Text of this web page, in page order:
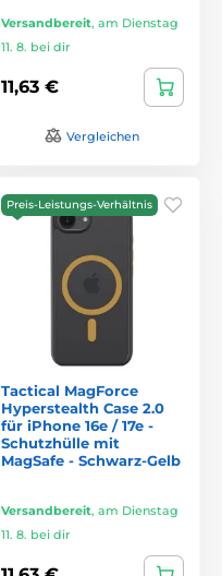
Versandbereit, am Dienstag
11. 8. bei dir
11,63 €
Vergleichen
Preis-Leistungs-Verhältnis
Tactical MagForce
Hyperstealth Case 2.0
für iPhone 16e / 17e -
Schutzhülle mit
MagSafe - Schwarz-Gelb
Versandbereit, am Dienstag
11. 8. bei dir